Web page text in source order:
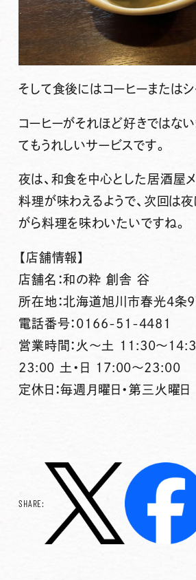
そして食後にはコーヒーまたはシ
コーヒーがそれほど好きではな
てもうれしいサービスです。
夜は、和食を中心とした居酒屋
料理が味わえるようで、次回は
がら料理を味わいたいですね。
【店舗情報】
店舗名：和の粋 創舎 谷
所在地：北海道旭川市春光4条
電話番号：0166-51-4481
営業時間：火～土 11:30～
23:00 土・日 17:00～23:00
定休日：毎週月曜日・第三火曜日
SHARE: